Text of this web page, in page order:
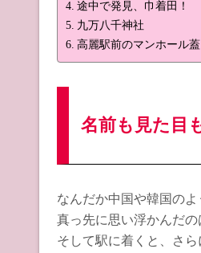
途中で発見、巾着田！
九万八千神社
高麗駅前のマンホール蓋
名前も見た目
なんだか中国や韓国の
真っ先に思い浮かんだ
そして駅に着くと、さ